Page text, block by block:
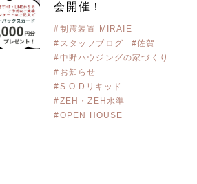
会開催！
#制震装置 MIRAIE
#スタッフブログ
#佐賀
#中野ハウジングの家づくり
#お知らせ
#S.O.Dリキッド
#ZEH・ZEH水準
#OPEN HOUSE